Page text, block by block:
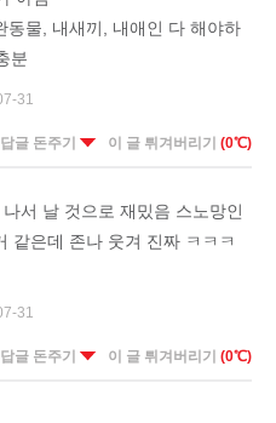
동물, 내새끼, 내애인 다 해야하
분
31
글 돈주기 이 글 튀겨버리기 (0℃)
서 날 것으로 재밌음 스노망인
같은데 존나 웃겨 진짜 ㅋㅋㅋ
31
글 돈주기 이 글 튀겨버리기 (0℃)